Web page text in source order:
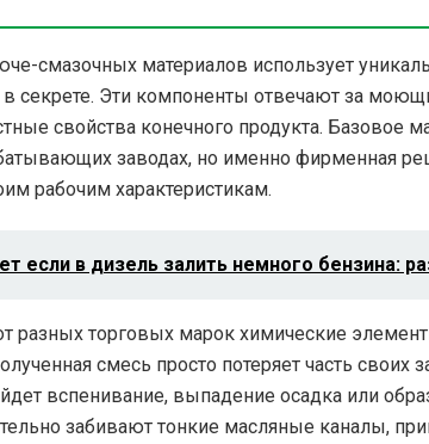
смазочных материалов использует
секрете. Эти компоненты отвечают за
свойства конечного продукта. Базовое
заводах, но именно фирменная
рабочим характеристикам.
если в дизель залить немного бензина:
разных торговых марок химические
смесь просто потеряет часть своих
вспенивание, выпадение осадка или
забивают тонкие масляные каналы,